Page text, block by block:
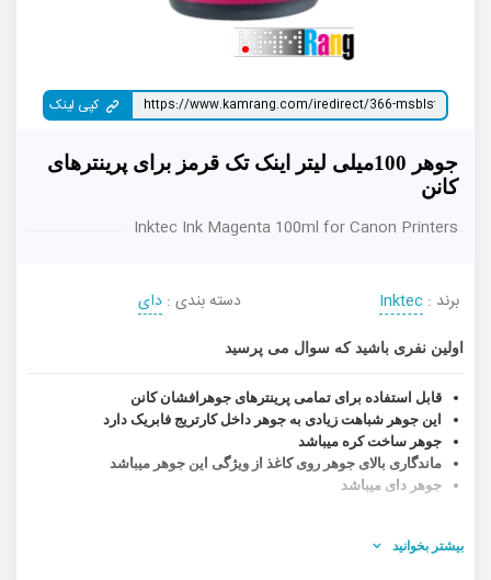
کپی لینک
جوهر 100میلی لیتر اینک تک قرمز برای پرینترهای
کانن
Inktec Ink Magenta 100ml for Canon Printers
برند : Inktec دسته بندی : دای
اولین نفری باشید که سوال می پرسید
قابل استفاده برای تمامی پرینترهای جوهرافشان کانن
این جوهر شباهت زیادی به جوهر داخل کارتریج فابریک دارد
جوهر ساخت کره میباشد
ماندگاری بالای جوهر روی کاغذ از ویژگی این جوهر میباشد
جوهر دای میباشد
بیشتر بخوانید